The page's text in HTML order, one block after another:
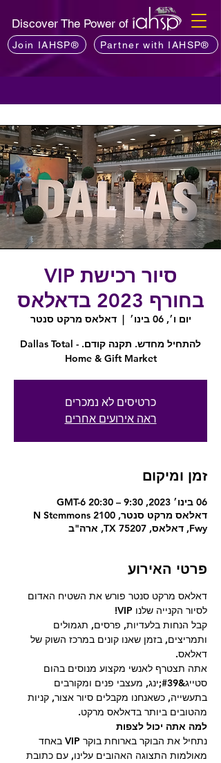
Discover The Power of
Join IAHSP® Partner with IAHSP®
סיור רכישת VIP
בחורף 2023 בדאלאס
יום ו׳, 06 בינו׳
  |
דאלאס מרקט סנטר
להתחיל מחדש. תקנה קודם. - Dallas Total
Home & Gift Market
כרטיסים לא נמכרים
ראה אירועים אחרים
זמן ומיקום
06 בינו׳ 2023, 9:30 – 20:30 GMT-6‎
דאלאס מרקט סנטר, 2100 N Stemmons
Fwy, דאלאס, TX 75207, ארה"ב
פרטי האירוע
דאלאס מרקט סנטר פורש את השטיח האדום
לסיור הקנייה שלנו VIP!
קבל הנחות בלעדיות, פרסים, תגמולים
ותמריצים, בזמן שאנו קונים במרכז השוק של
דאלאס.
אתה תצטרף לאנשי מקצוע מנוסים בהום
סטייג&#39;ינג, מעצבי פנים ומקורבים
בתעשייה, כשאנחנו מקבלים סיור אצור, קניות
מהטובים ביותר בדאלאס מרקט.
למה אתה יכול לצפות
נתחיל את הבוקר בארוחת בוקר VIP באחד
מאולמות התצוגה האהובים עלינו, עם כתובת